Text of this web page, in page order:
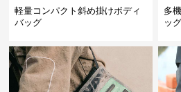
軽量コンパクト斜め掛けボディ
バッグ
多
ッグ